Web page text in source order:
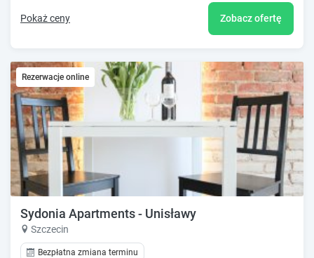
Pokaż ceny Zobacz ofertę
Rezerwacje online
Sydonia Apartments - Unisławy
Szczecin
Bezpłatna zmiana terminu